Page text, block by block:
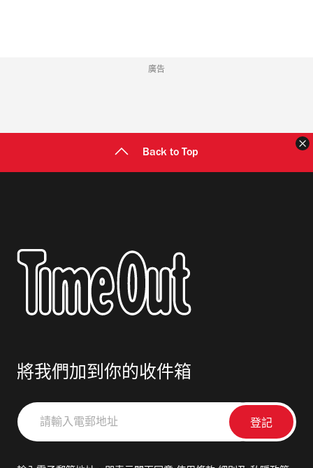
廣告
Back to Top
將我們加到你的收件箱
請
輸